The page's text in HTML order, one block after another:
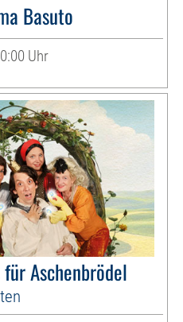
Basuto
Uhr
Aschenbrödel